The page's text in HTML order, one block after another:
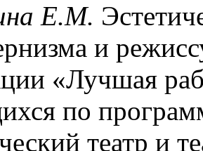
Е.М.
и
«Лучшая
по
театр и